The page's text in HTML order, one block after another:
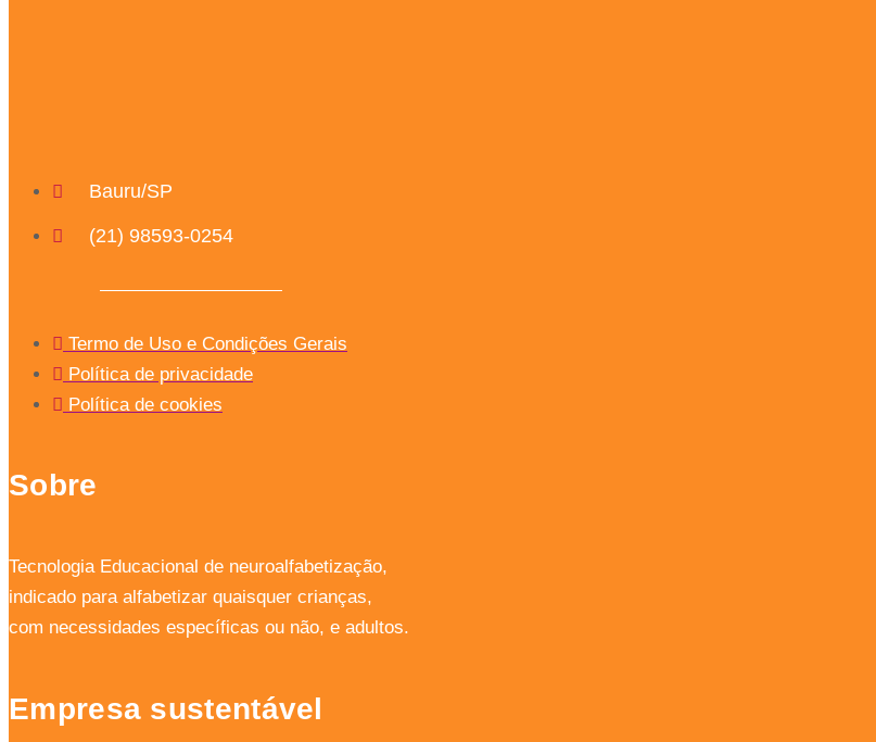
Bauru/SP
(21) 98593-0254
Termo de Uso e Condições Gerais
Política de privacidade
Política de cookies
Sobre
Tecnologia Educacional de neuroalfabetização,
indicado para alfabetizar quaisquer crianças,
com necessidades específicas ou não, e adultos.
Empresa sustentável